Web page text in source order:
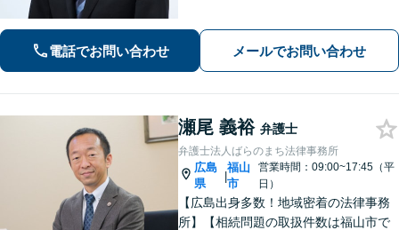
を第一に考えたパートナー弁護士に。
早めのご相談が有利な解決の鍵です。
電話でお問い合わせ メールでお問い合わせ
瀬尾 義裕 弁護士
弁護士法人ばらのまち法律事務所
広島
県
|
福山
市
営業時間：09:00~17:45（平
日）
【広島出身多数！地域密着の法律事務
所】【相続問題の取扱件数は福山市で